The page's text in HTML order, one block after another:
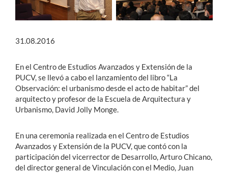
31.08.2016
En el Centro de Estudios Avanzados y Extensión de la
PUCV, se llevó a cabo el lanzamiento del libro “La
Observación: el urbanismo desde el acto de habitar” del
arquitecto y profesor de la Escuela de Arquitectura y
Urbanismo, David Jolly Monge.
En una ceremonia realizada en el Centro de Estudios
Avanzados y Extensión de la PUCV, que contó con la
participación del vicerrector de Desarrollo, Arturo Chicano,
del director general de Vinculación con el Medio, Juan